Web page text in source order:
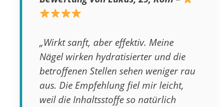
„Wirkt sanft, aber effektiv. Meine
Nägel wirken hydratisierter und die
betroffenen Stellen sehen weniger rau
aus. Die Empfehlung fiel mir leicht,
weil die Inhaltsstoffe so natürlich